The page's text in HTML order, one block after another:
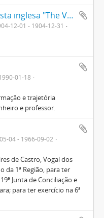
Tradução do artigo da revista inglesa "The Vaccination Inquirer"
12-01 - 1904-12-31
01-18
e trajetória
e professor.
04 - 1966-09-02
de Castro, Vogal dos
da 1ª Região, para ter
Junta de Conciliação e
para ter exercício na 6ª